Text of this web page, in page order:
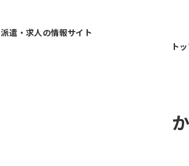
派遣・求人の情報サイト
ト